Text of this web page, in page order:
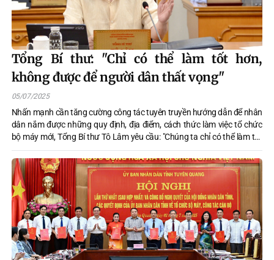
Tổng Bí thư: "Chỉ có thể làm tốt hơn,
không được để người dân thất vọng"
05/07/2025
Nhấn mạnh cần tăng cường công tác tuyên truyền hướng dẫn để nhân
dân nắm được những quy định, địa điểm, cách thức làm việc tổ chức
bộ máy mới, Tổng Bí thư Tô Lâm yêu cầu: "Chúng ta chỉ có thể làm tốt
hơn, không được để người dân, doanh nghiệp thất vọng”.